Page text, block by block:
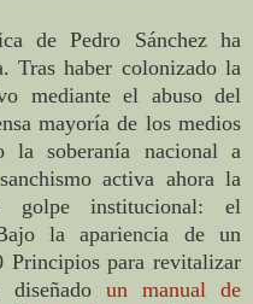
de Pedro Sánchez ha
Tras haber colonizado la
mediante el abuso del
mayoría de los medios
la soberanía nacional a
activa ahora la
golpe institucional: el
la apariencia de un
Principios para revitalizar
un manual de